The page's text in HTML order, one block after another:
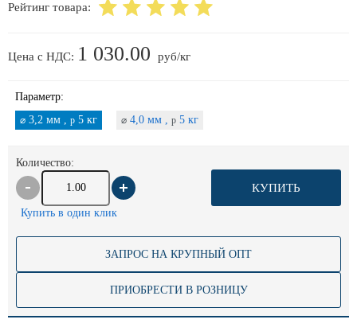
Рейтинг товара:
Цена с НДС: 1 030.00 руб/кг
Параметр:
⌀ 3,2 мм , p 5 кг ⌀ 4,0 мм , p 5 кг
Количество:
КУПИТЬ
Купить в один клик
ЗАПРОС НА КРУПНЫЙ ОПТ
ПРИОБРЕСТИ В РОЗНИЦУ